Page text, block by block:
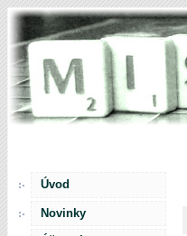
Úvod
Novinky